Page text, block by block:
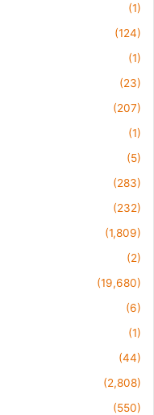
(1)
(124)
(1)
(23)
(207)
(1)
(5)
(283)
(232)
(1,809)
(2)
(19,680)
(6)
(1)
(44)
(2,808)
(550)